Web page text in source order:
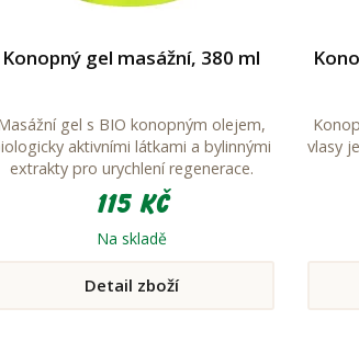
Konopný gel masážní, 380 ml
gel s BIO konopným olejem,
aktivními látkami a bylinnými
extrakty pro urychlení regenerace.
115 Kč
Na skladě
Detail zboží
vlasy